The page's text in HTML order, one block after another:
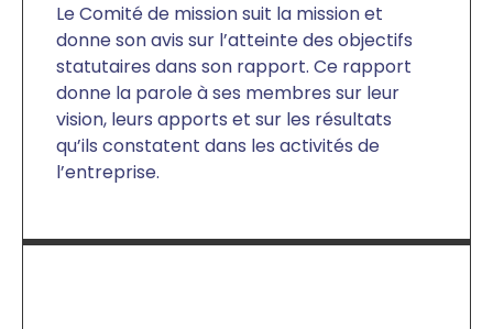
Le Comité de mission suit la mission et
donne son avis sur l’atteinte des objectifs
statutaires dans son rapport. Ce rapport
donne la parole à ses membres sur leur
vision, leurs apports et sur les résultats
qu’ils constatent dans les activités de
l’entreprise.